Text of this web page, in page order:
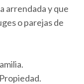
arrendada y que
o parejas de